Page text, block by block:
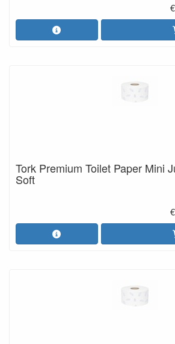
Tork Premium Toilet Paper Mini
Soft